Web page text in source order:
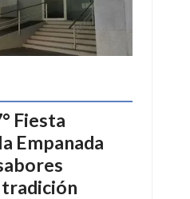
Fiesta
Empanada